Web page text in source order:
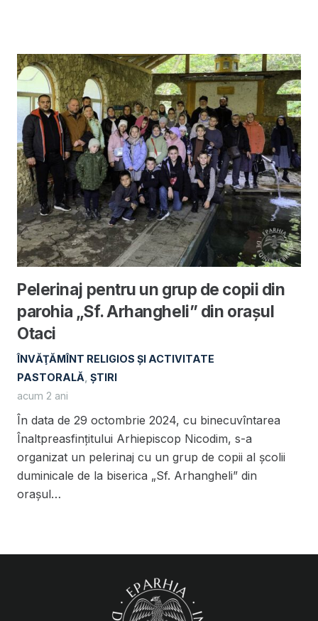
Pelerinaj pentru un grup de copii din
parohia „Sf. Arhangheli” din orașul
Otaci
ÎNVĂŢĂMÎNT RELIGIOS ŞI ACTIVITATE
PASTORALĂ ȘTIRI
acum 2 ani
În data de 29 octombrie 2024, cu binecuvîntarea
Înaltpreasfințitului Arhiepiscop Nicodim, s-a
organizat un pelerinaj cu un grup de copii al școlii
duminicale de la biserica „Sf. Arhangheli” din
orașul…